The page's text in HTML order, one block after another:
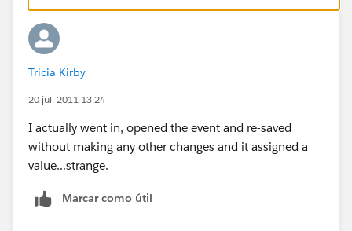
Tricia Kirby
20 jul. 2011 13:24
I actually went in, opened the event and re-saved
without making any other changes and it assigned a
value...strange.
Marcar como útil